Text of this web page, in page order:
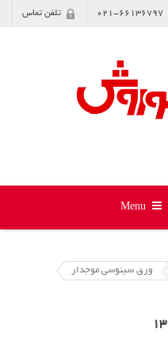
021-66136797 تلفن تماس
ورق سینوسی موجدار